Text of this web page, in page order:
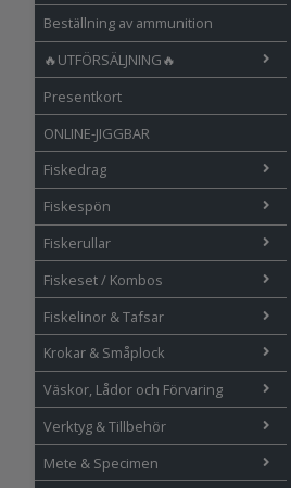
Beställning av ammunition
🔥UTFÖRSÄLJNING🔥
Presentkort
ONLINE-JIGGBAR
Fiskedrag
Fiskespön
Fiskerullar
Fiskeset / Kombos
Fiskelinor & Tafsar
Krokar & Småplock
Väskor, Lådor och Förvaring
Verktyg & Tillbehör
Mete & Specimen